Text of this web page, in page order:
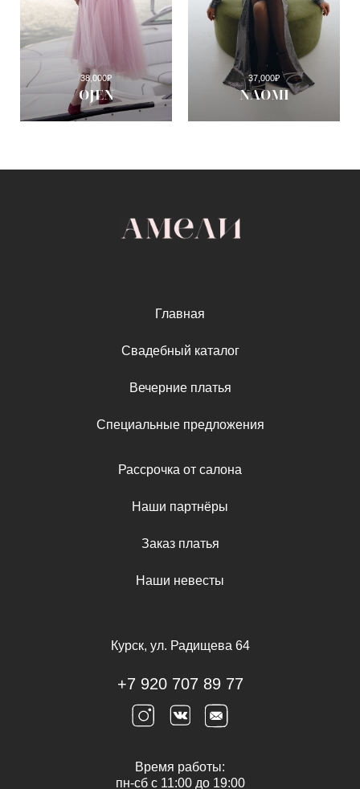
OJEN
38,000₽
NAOMI
37,000₽
Главная
Свадебный каталог
Вечерние платья
Специальные предложения
Рассрочка от салона
Наши партнёры
Заказ платья
Наши невесты
Курск, ул. Радищева 64
+7 920 707 89 77
Время работы:
пн-сб с 11:00 до 19:00